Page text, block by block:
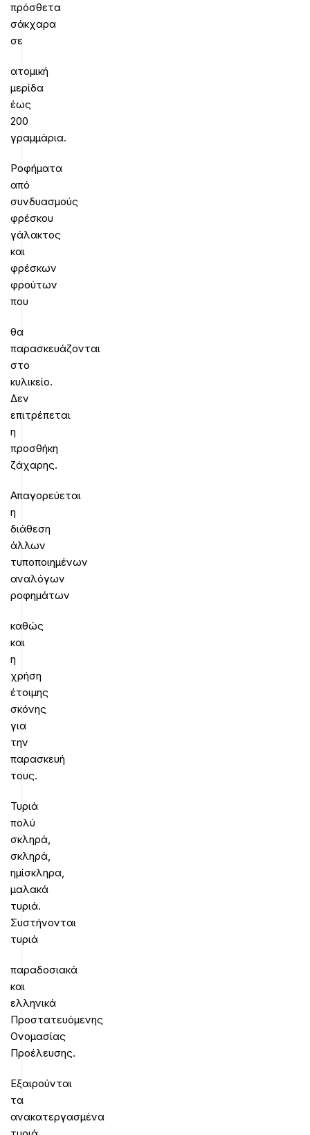
πρόσθετα
σάκχαρα
σε
ατομική
μερίδα
έως
200
γραμμάρια.
Ροφήματα
από
συνδυασμούς
φρέσκου
γάλακτος
και
φρέσκων
φρούτων
που
θα
παρασκευάζονται
στο
κυλικείο.
Δεν
επιτρέπεται
η
προσθήκη
ζάχαρης.
Απαγορεύεται
η
διάθεση
άλλων
τυποποιημένων
αναλόγων
ροφημάτων
καθώς
και
η
χρήση
έτοιμης
σκόνης
για
την
παρασκευή
τους.
Τυριά
πολύ
σκληρά,
σκληρά,
ημίσκληρα,
μαλακά
τυριά.
Συστήνονται
τυριά
παραδοσιακά
και
ελληνικά
Προστατευόμενης
Ονομασίας
Προέλευσης.
Εξαιρούνται
τα
ανακατεργασμένα